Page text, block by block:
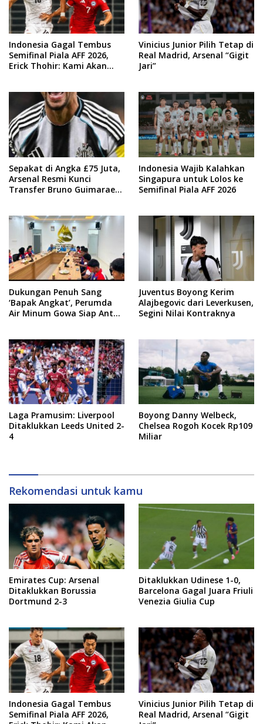
Indonesia Gagal Tembus
Semifinal Piala AFF 2026,
Erick Thohir: Kami Akan
Vinicius Junior Pilih Tetap di
Real Madrid, Arsenal “Gigit
Jari”
Sepakat di Angka £75 Juta,
Arsenal Resmi Kunci
Transfer Bruno Guimaraes
Indonesia Wajib Kalahkan
Singapura untuk Lolos ke
Semifinal Piala AFF 2026
Dukungan Penuh Sang
‘Bapak Angkat’, Perumda
Air Minum Gowa Siap Antar
Juventus Boyong Kerim
Alajbegovic dari Leverkusen,
Segini Nilai Kontraknya
Laga Pramusim: Liverpool
Ditaklukkan Leeds United 2-
4
Boyong Danny Welbeck,
Chelsea Rogoh Kocek Rp109
Miliar
Rekomendasi untuk kamu
Emirates Cup: Arsenal
Ditaklukkan Borussia
Dortmund 2-3
Ditaklukkan Udinese 1-0,
Barcelona Gagal Juara Friuli
Venezia Giulia Cup
Indonesia Gagal Tembus
Semifinal Piala AFF 2026,
Vinicius Junior Pilih Tetap di
Real Madrid, Arsenal “Gigit